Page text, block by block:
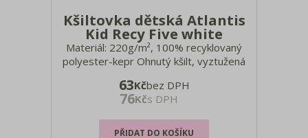
Kšiltovka dětská Atlantis
Kid Recy Five white
Materiál: 220g/m², 100% recyklovaný
polyester-kepr Ohnutý kšilt, vyztužená
střední profil kšiltovky, 4 obšité větrací
otvory, suchý zip, štítek TearAway,
Obvod: 52,5cm, ruční praní, nelze žehlit,
nelze sušit v suši
63Kčbez DPH
76Kčs DPH